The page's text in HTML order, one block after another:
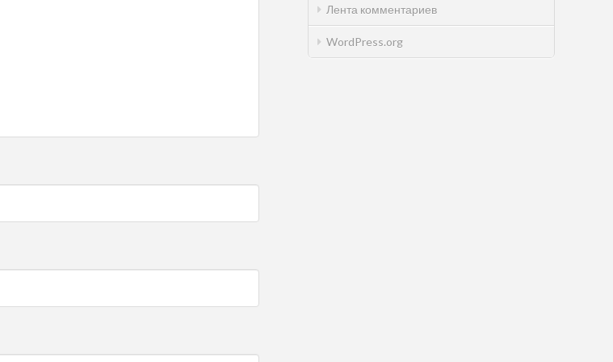
Лента комментариев
WordPress.org